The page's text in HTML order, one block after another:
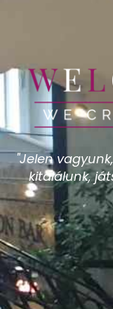
"Jelen
kitalálunk,